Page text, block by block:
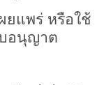
ยแพร่ หรือใช้
อนุญาต